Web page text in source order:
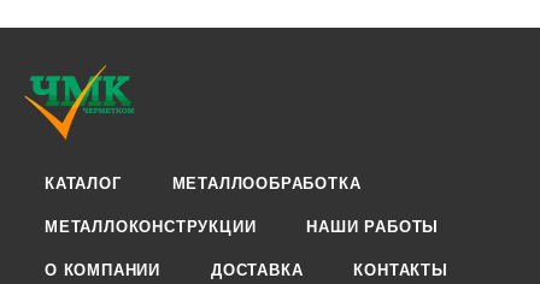
КАТАЛОГ МЕТАЛЛООБРАБОТКА
МЕТАЛЛОКОНСТРУКЦИИ НАШИ РАБОТЫ
О КОМПАНИИ ДОСТАВКА КОНТАКТЫ